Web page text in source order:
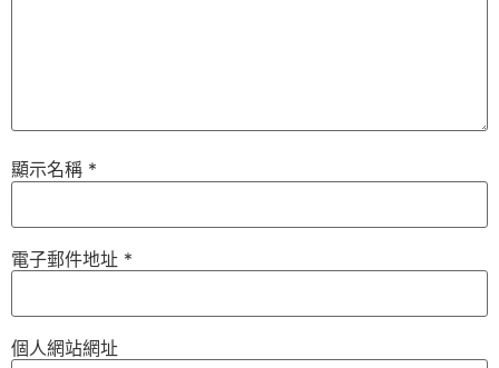
顯示名稱 *
電子郵件地址 *
個人網站網址